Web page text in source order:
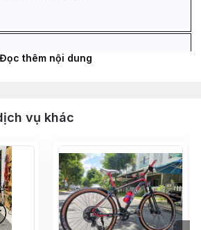
sườn ZBIKE ZTK chuẩn alumium
cao cấp bảo hành 5 năm
hơi ZBIKE ZFX bánh 29 chuẩn
hành trình 120mm - Màu
Ty Vàng
bạc đạn 44-44mm LEBYCLE -
Đọc thêm nội dung
vụ khác